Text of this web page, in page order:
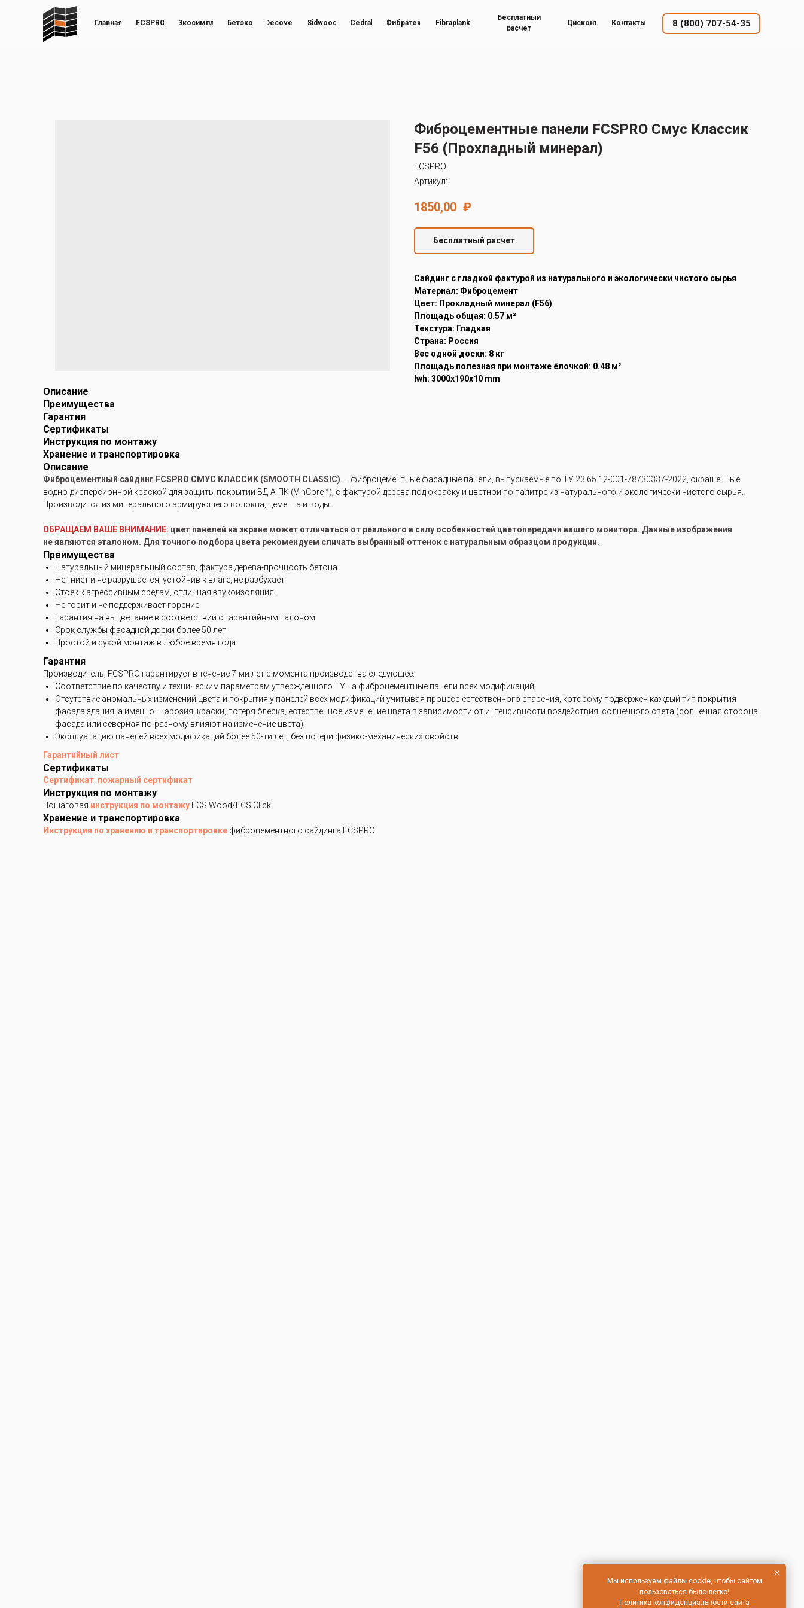
8 (800) 707-54-35
Главная FCSPRO Бетэко Decover Sidwood Cedral Фибратек
Бесплатный
расчет
Контакты
Дисконт
Экосимпл Fibraplank
Фиброцементные панели FCSPRO Смус Классик
F56 (Прохладный минерал)
FCSPRO
Артикул:
1850,00 ₽
Бесплатный расчет
Cайдинг с гладкой фактурой из натурального и экологически чистого сырья
Материал: Фиброцемент
Цвет: Прохладный минерал (F56)
Площадь общая: 0.57 м²
Текстура: Гладкая
Страна: Россия
Вес одной доски: 8 кг
Площадь полезная при монтаже ёлочкой: 0.48 м²
lwh: 3000x190x10 mm
Описание
Преимущества
Гарантия
Сертификаты
Инструкция по монтажу
Хранение и транспортировка
Описание
Фиброцементный сайдинг FCSPRO СМУС КЛАССИК (SMOOTH CLASSIC) — фиброцементные фасадные панели, выпускаемые по ТУ 23.65.12-001-78730337-2022, окрашенные
водно-дисперсионной краской для защиты покрытий ВД-А-ПК (VinCore™), с фактурой дерева под окраску и цветной по палитре из натурального и экологически чистого сырья.
Производится из минерального армирующего волокна, цемента и воды.
ОБРАЩАЕМ ВАШЕ ВНИМАНИЕ: цвет панелей на экране может отличаться от реального в силу особенностей цветопередачи вашего монитора. Данные изображения
не являются эталоном. Для точного подбора цвета рекомендуем сличать выбранный оттенок с натуральным образцом продукции.
Преимущества
Натуральный минеральный состав, фактура дерева-прочность бетона
Не гниет и не разрушается, устойчив к влаге, не разбухает
Стоек к агрессивным средам, отличная звукоизоляция
Не горит и не поддерживает горение
Гарантия на выцветание в соответствии с гарантийным талоном
Срок службы фасадной доски более 50 лет
Простой и сухой монтаж в любое время года
Гарантия
Производитель, FCSPRO гарантирует в течение 7-ми лет с момента производства следующее:
Соответствие по качеству и техническим параметрам утвержденного ТУ на фиброцементные панели всех модификаций;
Отсутствие аномальных изменений цвета и покрытия у панелей всех модификаций учитывая процесс естественного старения, которому подвержен каждый тип покрытия
фасада здания, а именно — эрозия, краски, потеря блеска, естественное изменение цвета в зависимости от интенсивности воздействия, солнечного света (солнечная сторона
фасада или северная по-разному влияют на изменение цвета);
Эксплуатацию панелей всех модификаций более 50-ти лет, без потери физико-механических свойств.
Гарантийный лист
Сертификаты
Сертификат, пожарный сертификат
Инструкция по монтажу
Пошаговая инструкция по монтажу FCS Wood/FCS Click
Хранение и транспортировка
Инструкция по хранению и транспортировке фиброцементного сайдинга FCSPRO
Мы используем файлы cookie, чтобы сайтом
пользоваться было легко!
Политика конфиденциальности сайта